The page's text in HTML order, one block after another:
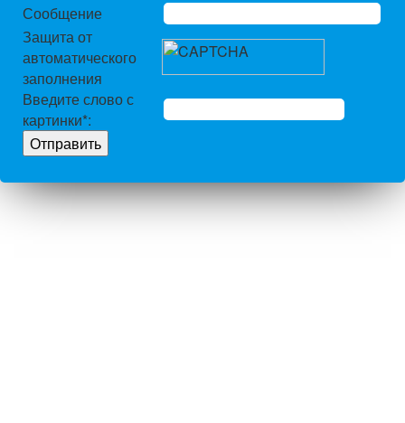
Сообщение
Защита от
автоматического
заполнения
Введите слово с
картинки*: